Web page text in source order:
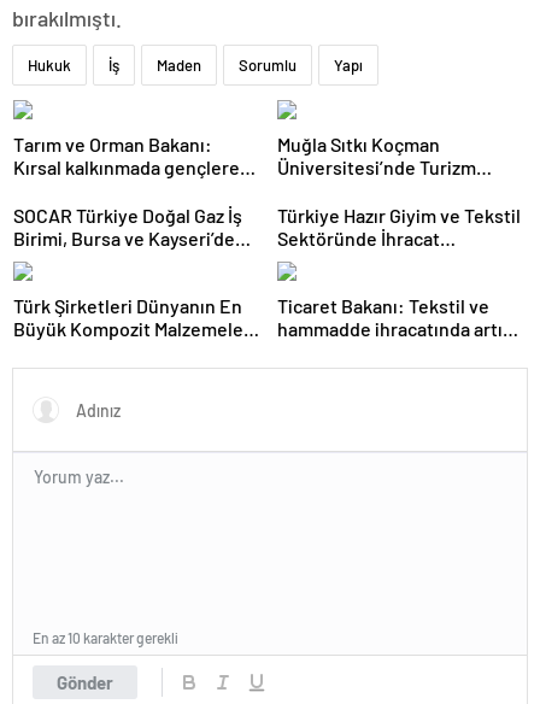
bırakılmıştı.
Hukuk İş Maden Sorumlu Yapı
Tarım ve Orman Bakanı:
Kırsal kalkınmada gençlere
yapıyoruz
Muğla Sıtkı Koçman
Üniversitesi’nde Turizm
Buluştu
SOCAR Türkiye Doğal Gaz İş
Birimi, Bursa ve Kayseri’de
Şebeke Uzunluğunu Artıracak
Türkiye Hazır Giyim ve Tekstil
Sektöründe İhracat
Hedeflerini Açıkladı
Türk Şirketleri Dünyanın En
Büyük Kompozit Malzemeler
Ticaret Bakanı: Tekstil ve
hammadde ihracatında artış
Gönder
En az 10 karakter gerekli